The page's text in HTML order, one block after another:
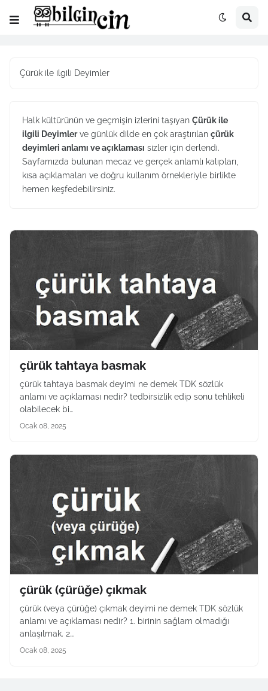
Çürük ile ilgili Deyimler
Halk kültürünün ve geçmişin izlerini taşıyan Çürük ile
ilgili Deyimlerve günlük dilde en çok araştırılan çürük
deyimleri anlamı ve açıklaması sizler için derlendi.
Sayfamızda bulunan mecaz ve gerçek anlamlı kalıpları,
kısa açıklamaları ve doğru kullanım örnekleriyle birlikte
hemen keşfedebilirsiniz.
çürük tahtaya basmak
çürük tahtaya basmak deyimi ne demek TDK sözlük
anlamı ve açıklaması nedir? tedbirsizlik edip sonu tehlikeli
olabilecek bi…
Ocak 08, 2025
çürük (çürüğe) çıkmak
çürük (veya çürüğe) çıkmak deyimi ne demek TDK sözlük
anlamı ve açıklaması nedir? 1. birinin sağlam olmadığı
anlaşılmak. 2…
Ocak 08, 2025